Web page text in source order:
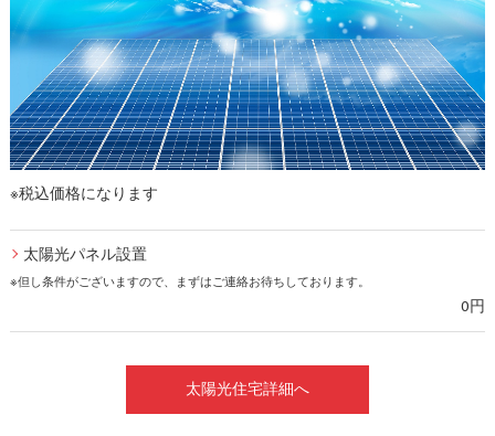
※税込価格になります
太陽光パネル設置
※但し条件がございますので、まずはご連絡お待ちしております。
0円
太陽光住宅詳細へ